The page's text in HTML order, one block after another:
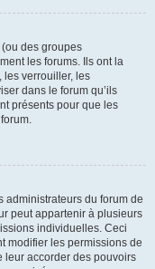
des groupes
les forums. Ils ont la
les verrouiller, les
dans le forum qu’ils
présents pour que les
administrateurs du forum de
peut appartenir à plusieurs
individuelles. Ceci
modifier les permissions de
leur accorder des pouvoirs